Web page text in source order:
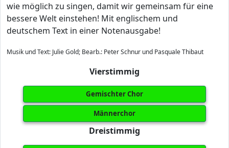
wie möglich zu singen, damit wir gemeinsam für eine
bessere Welt einstehen! Mit englischem und
deutschem Text in einer Notenausgabe!
Musik und Text: Julie Gold; Bearb.: Peter Schnur und Pasquale Thibaut
Vierstimmig
Gemischter Chor
Männerchor
Dreistimmig